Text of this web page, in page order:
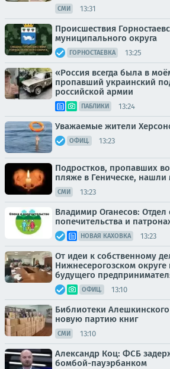
СМИ 13:31
Происшествия
муниципального округа
ГОРНОСТАЕВКА 13:25
«Россия всегда была в
пропавший украинский
российской армии
ПАБЛИКИ 13:24
Уважаемые жители
ОФИЦ. 13:23
Подростков, пропавших
пляже в Геническе,
СМИ 13:23
Владимир Оганесов: Отдел
попечительства и
НОВАЯ КАХОВКА 13:23
От идеи к собственному
Нижнесерогозском
будущего
ОФИЦ. 13:10
Библиотеки
новую партию книг
СМИ 13:10
Александр Коц: ФСБ
бомбой-пауэрбанком